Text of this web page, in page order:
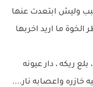
وليش ابتعدت عنها
ما اريد اخربها
ريكه ، دار عيونه
خازره واعصابه نار....